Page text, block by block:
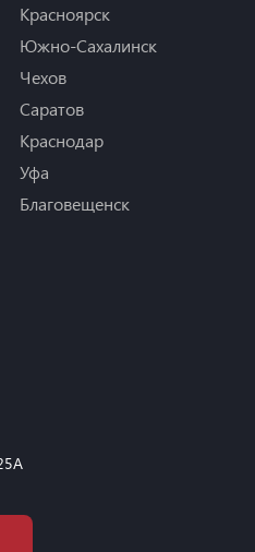
Красноярск
Южно-Сахалинск
Чехов
Саратов
Краснодар
Уфа
Благовещенск